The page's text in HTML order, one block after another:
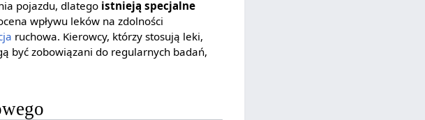
pojazdu, dlatego istnieją specjalne
wpływu leków na zdolności
ruchowa. Kierowcy, którzy stosują leki,
być zobowiązani do regularnych badań,